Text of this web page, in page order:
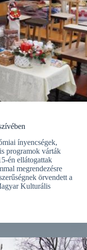
ínyencségek,
programok várták
én ellátogattak
megrendezésre
örvendett a
Kulturális